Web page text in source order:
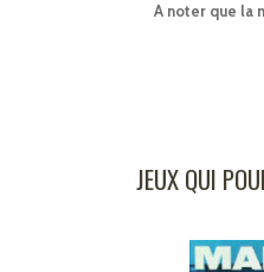
A noter que la
JEUX QUI